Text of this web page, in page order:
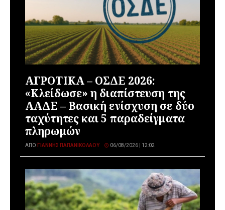
ΑΓΡΟΤΙΚΑ – ΟΣΔΕ 2026:
«Κλείδωσε» η διαπίστευση της
ΑΑΔΕ – Βασική ενίσχυση σε δύο
ταχύτητες και 5 παραδείγματα
πληρωμών
ΑΠΌ ΓΙΆΝΝΗΣ ΠΑΠΑΝΙΚΟΛΆΟΥ 06/08/2026 | 12:02